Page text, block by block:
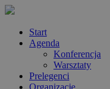
Start
Agenda
Konferencja
Warsztaty
Prelegenci
Organizacje